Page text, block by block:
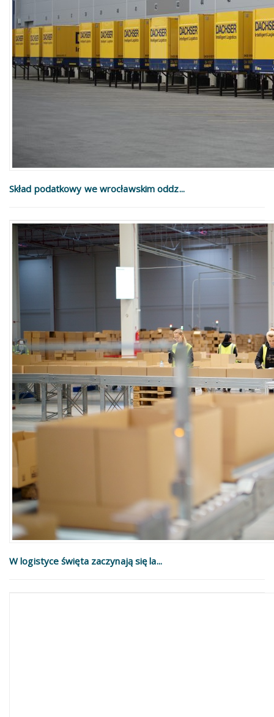
Skład podatkowy we wrocławskim oddz...
W logistyce święta zaczynają się la...